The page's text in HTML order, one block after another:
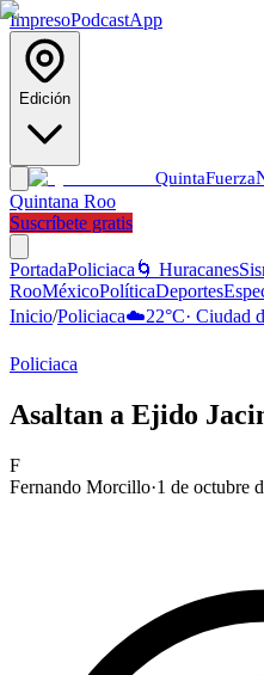
ImpresoPodcastApp
Edición
QuintaFuerza
Quintana Roo
Suscríbete gratis
PortadaPoliciaca 🌀 Huracanes
RooMéxicoPolíticaDeportes
Inicio/Policiaca☁️22°C· Ciudad
Policiaca
Asaltan a Ejido
F
Fernando Morcillo·1 de octubre